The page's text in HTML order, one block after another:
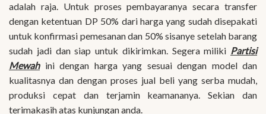
adalah raja. Untuk proses pembayaranya secara transfer
dengan ketentuan DP 50% dari harga yang sudah disepakati
untuk konfirmasi pemesanan dan 50% sisanye setelah barang
sudah jadi dan siap untuk dikirimkan. Segera miliki Partisi
Mewahini dengan harga yang sesuai dengan model dan
kualitasnya dan dengan proses jual beli yang serba mudah,
produksi cepat dan terjamin keamananya. Sekian dan
terimakasih atas kunjungan anda.